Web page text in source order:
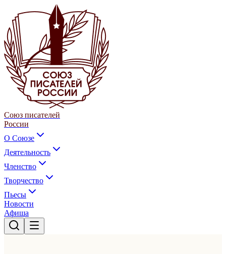
Союз писателей
России
О Союзе
Деятельность
Членство
Творчество
Пьесы
Новости
Афиша